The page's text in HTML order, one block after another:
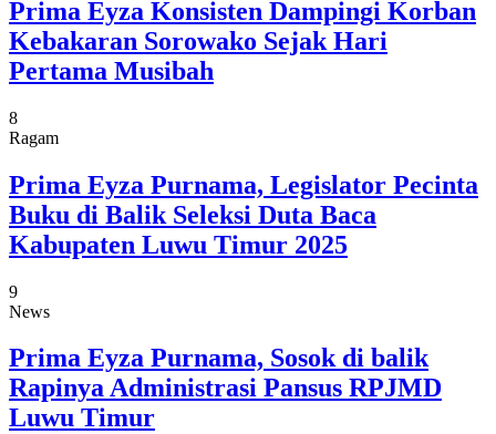
Prima Eyza Konsisten Dampingi Korban
Kebakaran Sorowako Sejak Hari
Pertama Musibah
8
Ragam
Prima Eyza Purnama, Legislator Pecinta
Buku di Balik Seleksi Duta Baca
Kabupaten Luwu Timur 2025
9
News
Prima Eyza Purnama, Sosok di balik
Rapinya Administrasi Pansus RPJMD
Luwu Timur